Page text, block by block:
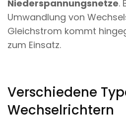
Niederspannungsnetze.
Umwandlung von
Gleichstrom kommt
zum Einsatz.
Verschiedene
Wechselrichtern